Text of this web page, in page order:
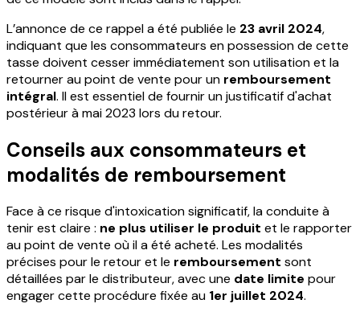
L’annonce de ce rappel a été publiée le 23 avril 2024,
indiquant que les consommateurs en possession de cette
tasse doivent cesser immédiatement son utilisation et la
retourner au point de vente pour un remboursement
intégral. Il est essentiel de fournir un justificatif d'achat
postérieur à mai 2023 lors du retour.
Conseils aux consommateurs et
modalités de remboursement
Face à ce risque d'intoxication significatif, la conduite à
tenir est claire : ne plus utiliser le produit et le rapporter
au point de vente où il a été acheté. Les modalités
précises pour le retour et le remboursement sont
détaillées par le distributeur, avec une date limite pour
engager cette procédure fixée au 1er juillet 2024.